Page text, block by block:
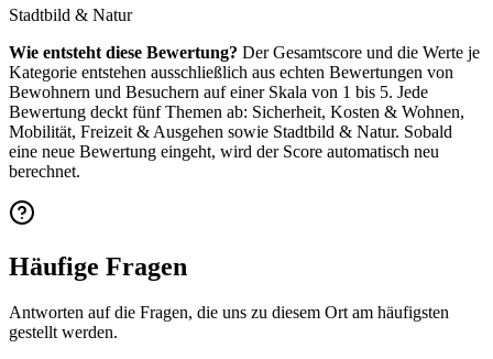
Stadtbild & Natur
Wie entsteht diese Bewertung? Der Gesamtscore und die Werte je
Kategorie entstehen ausschließlich aus echten Bewertungen von
Bewohnern und Besuchern auf einer Skala von 1 bis 5. Jede
Bewertung deckt fünf Themen ab: Sicherheit, Kosten & Wohnen,
Mobilität, Freizeit & Ausgehen sowie Stadtbild & Natur. Sobald
eine neue Bewertung eingeht, wird der Score automatisch neu
berechnet.
Häufige Fragen
Antworten auf die Fragen, die uns zu diesem Ort am häufigsten
gestellt werden.